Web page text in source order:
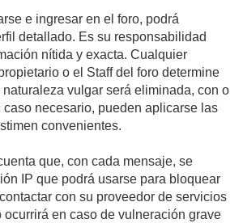
e ingresar en el foro, podrá
detallado. Es su responsabilidad
nítida y exacta. Cualquier
o el Staff del foro determine
vulgar será eliminada, con o
necesario, pueden aplicarse las
convenientes.
que, con cada mensaje, se
IP que podrá usarse para bloquear
con su proveedor de servicios
ocurrirá en caso de vulneración grave